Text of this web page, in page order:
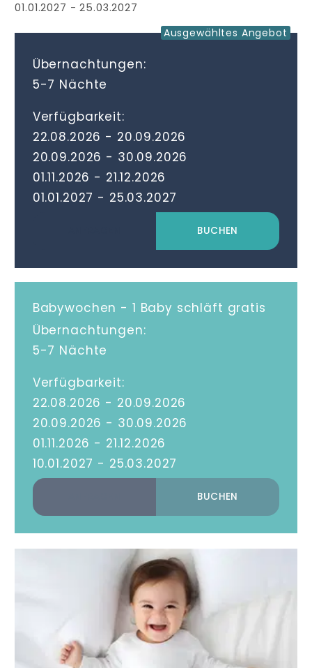
01.01.2027 -25.03.2027
Übernachtungen
5-7 Nächte
Verfügbarkeit
22.08.2026 - 20.09.2026
20.09.2026 - 30.09.2026
01.11.2026 - 21.12.2026
01.01.2027 - 25.03.2027
BUCHEN
Babywochen - 1 Baby schläft gratis
Übernachtungen
5-7 Nächte
Verfügbarkeit
22.08.2026 - 20.09.2026
20.09.2026 - 30.09.2026
01.11.2026 - 21.12.2026
10.01.2027 - 25.03.2027
BUCHEN